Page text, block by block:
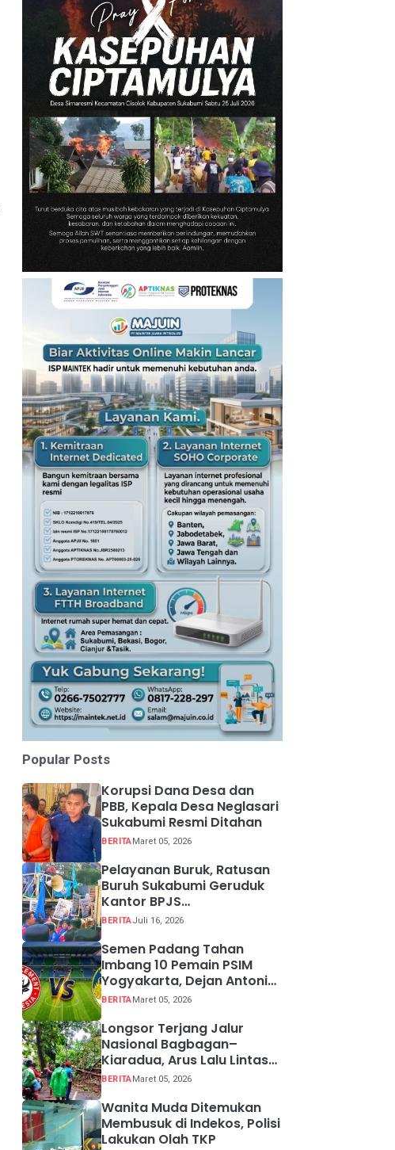
Popular Posts
Korupsi Dana Desa dan
PBB, Kepala Desa Neglasari
Sukabumi Resmi Ditahan
BERITA Maret 05, 2026
Pelayanan Buruk, Ratusan
Buruh Sukabumi Geruduk
Kantor BPJS
Ketenagakerjaan
BERITAJuli 16, 2026
Semen Padang Tahan
Imbang 10 Pemain PSIM
Yogyakarta, Dejan Antonic
Resmi Dipecat!
BERITA Maret 05, 2026
Longsor Terjang Jalur
Nasional Bagbagan–
Kiaradua, Arus Lalu Lintas
Buka Tutup
BERITA Maret 05, 2026
Wanita Muda Ditemukan
Membusuk di Indekos, Polisi
Lakukan Olah TKP